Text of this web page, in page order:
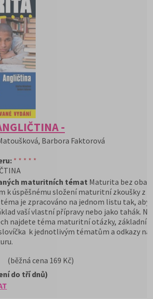
-
Barbora Faktorová
* * * * *
maturitních témat Maturita bez
k úspěšnému složení maturitní zkoušky z
je zpracováno na jednom listu tak, aby
vaší vlastní přípravy nebo jako tahák. Na
najdete téma maturitní otázky, základní
k jednotlivým tématům a odkazy na
(běžná cena 169 Kč)
do tří dnů)